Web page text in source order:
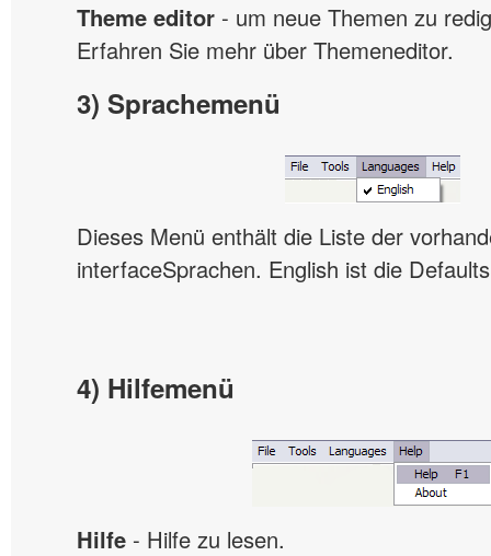
Theme editor - um neue Themen zu
Erfahren Sie mehr über Themeneditor.
3) Sprachemenü
Dieses Menü enthält die Liste der
interfaceSprachen. English ist die
4) Hilfemenü
Hilfe - Hilfe zu lesen.